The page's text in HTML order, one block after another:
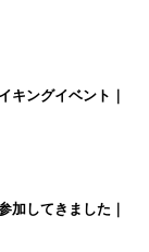
キングイベント｜
加してきました｜